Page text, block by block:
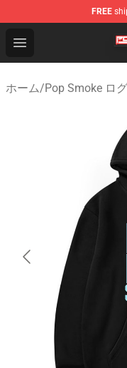
FREE
Open menu
Pop Smoke
ホーム/Pop Smoke ロ